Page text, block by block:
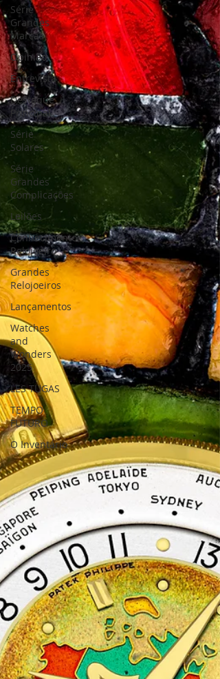
Série
Grandes
Marcas
Opinião
Entrevista
Destaque
Principal
Série
Solares
Série
Grandes
Complicações
Leilões
Conhecimento
Relojoeiro
Grandes
Relojoeiros
Lançamentos
Watches
and
Wonders
2025
LES TUGAS
TEMPO
FUTURO
O Inventário